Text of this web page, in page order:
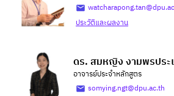
ประวัติและผลงาน
ดร. สมหญิง งามพรประ
อาจารย์ประจำหลักสูตร
somying.ngt@dpu.ac.th